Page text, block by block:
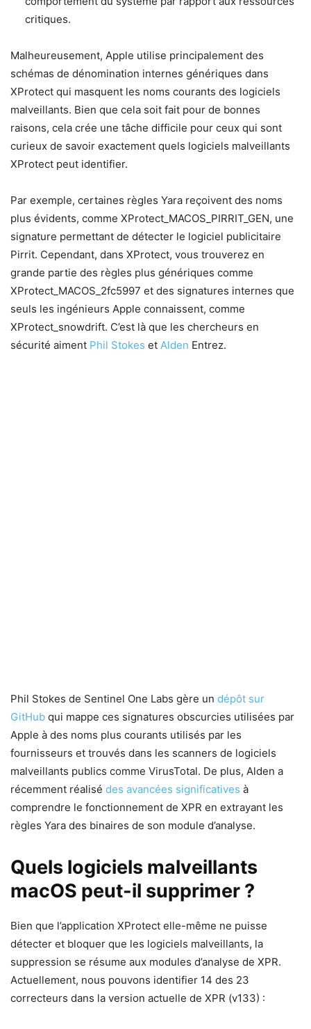
critiques.
Malheureusement, Apple utilise principalement des
schémas de dénomination internes génériques dans
XProtect qui masquent les noms courants des logiciels
malveillants. Bien que cela soit fait pour de bonnes
raisons, cela crée une tâche difficile pour ceux qui sont
curieux de savoir exactement quels logiciels malveillants
XProtect peut identifier.
Par exemple, certaines règles Yara reçoivent des noms
plus évidents, comme XProtect_MACOS_PIRRIT_GEN, une
signature permettant de détecter le logiciel publicitaire
Pirrit. Cependant, dans XProtect, vous trouverez en
grande partie des règles plus génériques comme
XProtect_MACOS_2fc5997 et des signatures internes que
seuls les ingénieurs Apple connaissent, comme
XProtect_snowdrift. C’est là que les chercheurs en
sécurité aiment Phil Stokes et Alden Entrez.
Phil Stokes de Sentinel One Labs gère un dépôt sur
GitHub qui mappe ces signatures obscurcies utilisées par
Apple à des noms plus courants utilisés par les
fournisseurs et trouvés dans les scanners de logiciels
malveillants publics comme VirusTotal. De plus, Alden a
récemment réalisé des avancées significatives à
comprendre le fonctionnement de XPR en extrayant les
règles Yara des binaires de son module d’analyse.
Quels logiciels malveillants
macOS peut-il supprimer ?
Bien que l’application XProtect elle-même ne puisse
détecter et bloquer que les logiciels malveillants, la
suppression se résume aux modules d’analyse de XPR.
Actuellement, nous pouvons identifier 14 des 23
correcteurs dans la version actuelle de XPR (v133) :